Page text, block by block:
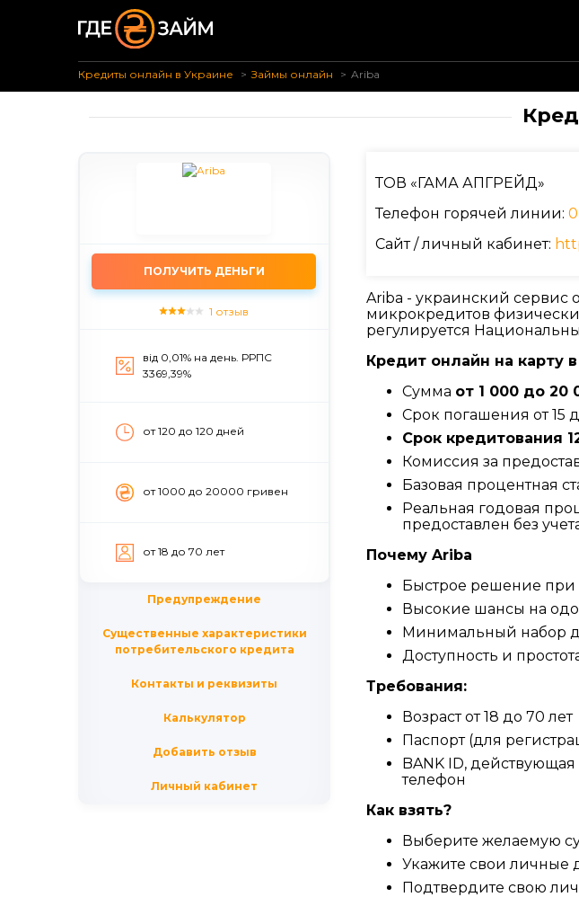
Кредиты онлайн в Украине Займы онлайн Ariba
ПОЛУЧИТЬ ДЕНЬГИ
1 отзыв
від 0,01% на день. РРПС
3369,39%
от 120 до 120 дней
от 1000 до 20000 гривен
от 18 до 70 лет
Предупреждение
Существенные характеристики
потребительского кредита
Контакты и реквизиты
Калькулятор
Добавить отзыв
Личный кабинет
ТОВ «ГАМА АПГРЕЙД»
Телефон горячей линии:
Сайт / личный кабинет:
Ariba - украинский
микрокредитов
регулируется
Кредит онлайн на карту
Сумма от 1 000 до 20
Срок погашения от 15
Срок кредитования
Комиссия за
Базовая процентная
Реальная годовая
предоставлен без
Почему Ariba
Быстрое решение при
Высокие шансы на
Минимальный набор
Доступность и
Требования:
Возраст от 18 до 70 лет
Паспорт (для
BANK ID,
телефон
Как взять?
Выберите желаемую
Укажите свои личные
Подтвердите свою